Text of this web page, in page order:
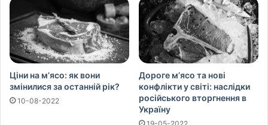
Ціни на м’ясо: як вони
змінилися за останній рік?
10-08-2022
Дороге м’ясо та нові
конфлікти у світі: наслідки
російського вторгнення в
Україну